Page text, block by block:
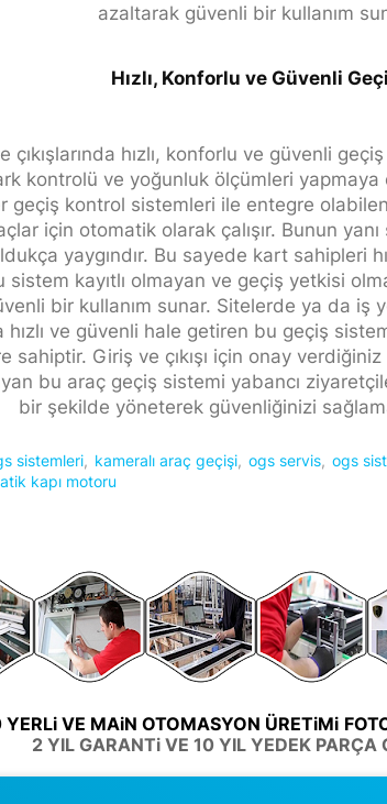
azaltarak güvenli bir kullanım
Hızlı, Konforlu ve Güvenli
çıkışlarında hızlı, konforlu ve güvenli
kontrolü ve yoğunluk ölçümleri
geçiş kontrol sistemleri ile entegre
için otomatik olarak çalışır. Bunun
yaygındır. Bu sayede kart sahipleri
sistem kayıtlı olmayan ve geçiş yetkisi
bir kullanım sunar. Sitelerde ya da iş
hızlı ve güvenli hale getiren bu geçiş
sahiptir. Giriş ve çıkışı için onay verdiğiniz
bu araç geçiş sistemi yabancı
bir şekilde yöneterek güvenliğinizi
sistemleri kameralı araç geçişi ogs servis ogs
kapı motoru
YERLi VE MAiN OTOMASYON ÜRETiMi
2 YIL GARANTi VE 10 YIL YEDEK PARÇA